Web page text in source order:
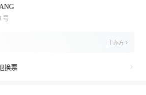
号
主办方
换票